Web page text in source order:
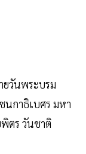
วันพระบรม
กาธิเบศร มหา
ตร วันชาติ